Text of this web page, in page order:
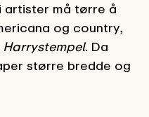
artister må tørre å
og country,
Harrystempel. Da
større bredde og